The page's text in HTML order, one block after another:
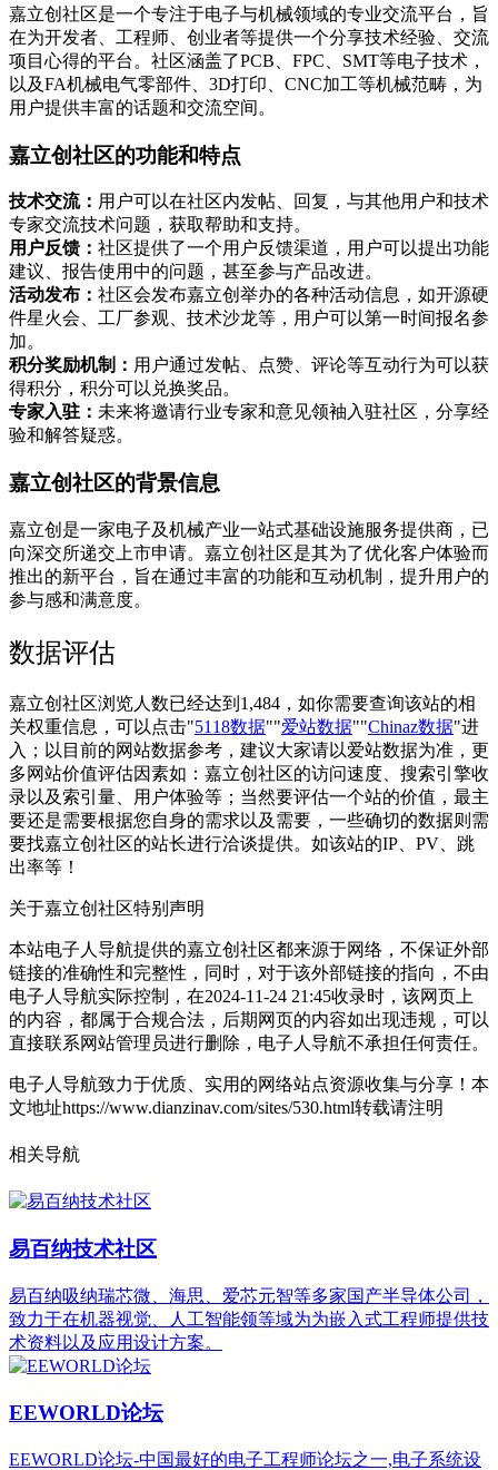
‌嘉立创社区是一个专注于电子与机械领域的专业交流平台‌，旨
在为开发者、工程师、创业者等提供一个分享技术经验、交流
项目心得的平台。社区涵盖了PCB、FPC、SMT等电子技术，
以及FA机械电气零部件、3D打印、CNC加工等机械范畴，为
用户提供丰富的话题和交流空间‌。
嘉立创社区的功能和特点
‌技术交流‌： 用户可以在社区内发帖、回复，与其他用户和技术
专家交流技术问题，获取帮助和支持‌。
‌用户反馈‌： 社区提供了一个用户反馈渠道，用户可以提出功能
建议、报告使用中的问题，甚至参与产品改进‌。
‌活动发布‌： 社区会发布嘉立创举办的各种活动信息，如开源硬
件星火会、工厂参观、技术沙龙等，用户可以第一时间报名参
加‌。
‌积分奖励机制‌： 用户通过发帖、点赞、评论等互动行为可以获
得积分，积分可以兑换奖品‌。
‌专家入驻‌： 未来将邀请行业专家和意见领袖入驻社区，分享经
验和解答疑惑‌。
嘉立创社区的背景信息
嘉立创是一家电子及机械产业一站式基础设施服务提供商，已
向深交所递交上市申请。嘉立创社区是其为了优化客户体验而
推出的新平台，旨在通过丰富的功能和互动机制，提升用户的
参与感和满意度‌。
数据评估
嘉立创社区浏览人数已经达到1,484，如你需要查询该站的相
关权重信息，可以点击"5118数据""爱站数据""Chinaz数据"进
入；以目前的网站数据参考，建议大家请以爱站数据为准，更
多网站价值评估因素如：嘉立创社区的访问速度、搜索引擎收
录以及索引量、用户体验等；当然要评估一个站的价值，最主
要还是需要根据您自身的需求以及需要，一些确切的数据则需
要找嘉立创社区的站长进行洽谈提供。如该站的IP、PV、跳
出率等！
关于嘉立创社区特别声明
本站电子人导航提供的嘉立创社区都来源于网络，不保证外部
链接的准确性和完整性，同时，对于该外部链接的指向，不由
电子人导航实际控制，在2024-11-24 21:45收录时，该网页上
的内容，都属于合规合法，后期网页的内容如出现违规，可以
直接联系网站管理员进行删除，电子人导航不承担任何责任。
电子人导航致力于优质、实用的网络站点资源收集与分享！ 本
文地址https://www.dianzinav.com/sites/530.html转载请注明
相关导航
易百纳技术社区
易百纳吸纳瑞芯微、海思、爱芯元智等多家国产半导体公司，
致力于在机器视觉、人工智能领等域为为嵌入式工程师提供技
术资料以及应用设计方案。
EEWORLD论坛
EEWORLD论坛-中国最好的电子工程师论坛之一,电子系统设